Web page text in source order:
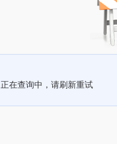
正在查询中，请刷新重试